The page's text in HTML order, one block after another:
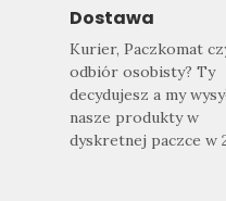
Dostawa
Kurier, Paczkomat
odbiór osobisty? Ty
decydujesz a my
nasze produkty w
dyskretnej paczce w